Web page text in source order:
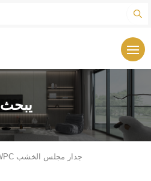
يبحث
WPC جدار مجلس الخشب